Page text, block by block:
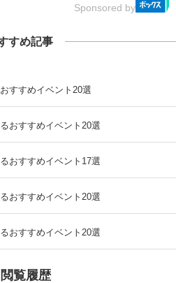
Sponsored by
すめ記事
すすめイベント20選
おすすめイベント20選
おすすめイベント17選
おすすめイベント20選
おすすめイベント20選
閲覧履歴